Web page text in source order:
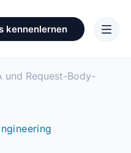
kennenlernen
und Request-Body-